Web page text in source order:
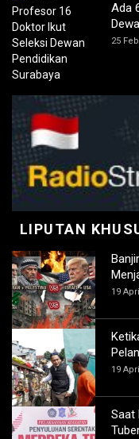
Ada
25
LIPUTAN
19
19
Saat